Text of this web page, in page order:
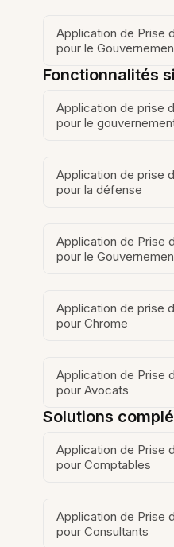
Application de Prise
pour le
Fonctionnalités
Application de prise
pour le
Application de prise
pour la défense
Application de Prise
pour le
Application de prise
pour Chrome
Application de Prise
pour Avocats
Solutions
Application de Prise
pour Comptables
Application de Prise
pour Consultants